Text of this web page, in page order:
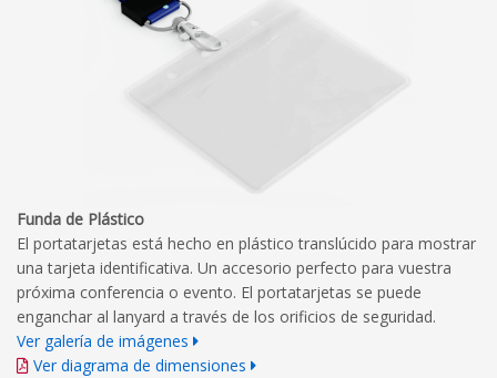
Funda de Plástico
El portatarjetas está hecho en plástico translúcido para mostrar
una tarjeta identificativa. Un accesorio perfecto para vuestra
próxima conferencia o evento. El portatarjetas se puede
enganchar al lanyard a través de los orificios de seguridad.
Ver galería de imágenes
Ver diagrama de dimensiones